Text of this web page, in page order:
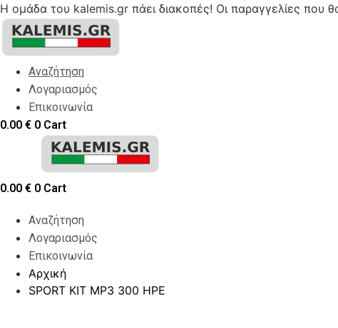
Η ομάδα του kalemis.gr πάει διακοπές! Οι παραγγελίες
Skip
content
Αναζήτηση
Λογαριασμός
Επικοινωνία
0.00 € 0 Cart
0.00 € 0 Cart
Αναζήτηση
Λογαριασμός
Επικοινωνία
Αρχική
SPORT KIΤ MP3 300 HPE